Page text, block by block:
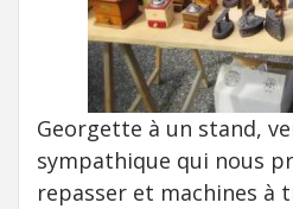
Georgette à un stand,
sympathique qui nous
repasser et machines à